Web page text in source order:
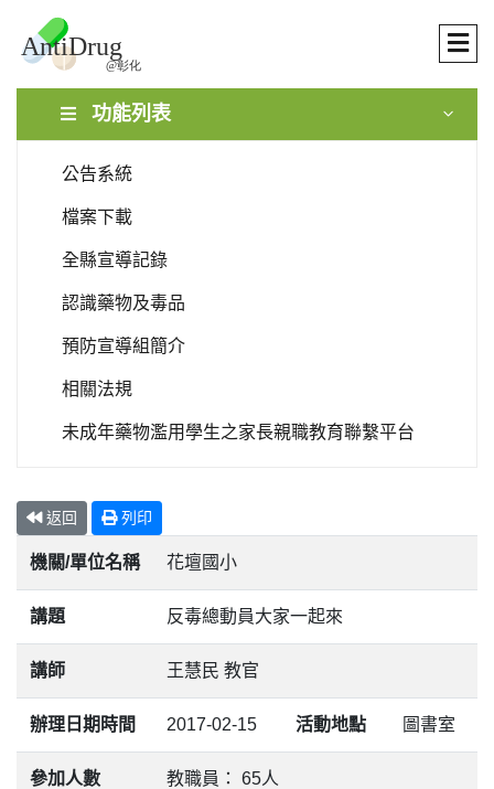
功能列表
公告系統
檔案下載
全縣宣導記錄
認識藥物及毒品
預防宣導組簡介
相關法規
未成年藥物濫用學生之家長親職教育聯繫平台
返回 列印
機關/單位名稱 花壇國小
講題 反毒總動員大家一起來
講師 王慧民 教官
辦理日期時間 2017-02-15 活動地點 圖書室
參加人數 教職員： 65人